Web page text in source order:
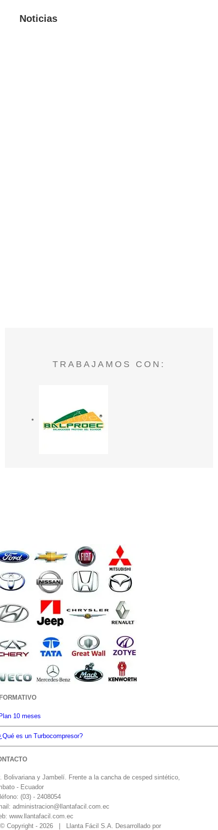
Noticias
TRABAJAMOS CON:
10 meses
es un Turbocompresor?
Bolivariana y Jambelí. Frente a la cancha de cesped sintético,
- Ecuador
(03) - 2408054
administracion@llantafacil.com.ec
www.llantafacil.com.ec
© Copyright - 2026 | Llanta Fácil S.A. Desarrollado por